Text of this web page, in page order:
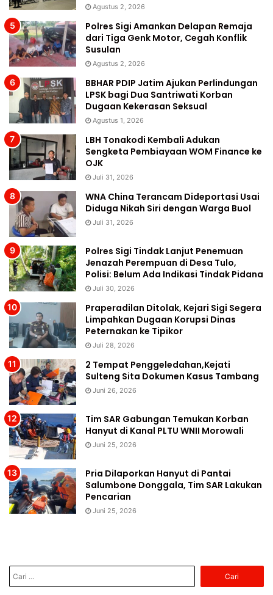
Agustus 2, 2026
Polres Sigi Amankan Delapan Remaja
dari Tiga Genk Motor, Cegah Konflik
Susulan
Agustus 2, 2026
BBHAR PDIP Jatim Ajukan Perlindungan
LPSK bagi Dua Santriwati Korban
Dugaan Kekerasan Seksual
Agustus 1, 2026
LBH Tonakodi Kembali Adukan
Sengketa Pembiayaan WOM Finance ke
OJK
Juli 31, 2026
WNA China Terancam Dideportasi Usai
Diduga Nikah Siri dengan Warga Buol
Juli 31, 2026
Polres Sigi Tindak Lanjut Penemuan
Jenazah Perempuan di Desa Tulo,
Polisi: Belum Ada Indikasi Tindak Pidana
Juli 30, 2026
Praperadilan Ditolak, Kejari Sigi Segera
Limpahkan Dugaan Korupsi Dinas
Peternakan ke Tipikor
Juli 28, 2026
2 Tempat Penggeledahan,Kejati
Sulteng Sita Dokumen Kasus Tambang
Juni 26, 2026
Tim SAR Gabungan Temukan Korban
Hanyut di Kanal PLTU WNII Morowali
Juni 25, 2026
Pria Dilaporkan Hanyut di Pantai
Salumbone Donggala, Tim SAR Lakukan
Pencarian
Juni 25, 2026
untuk: